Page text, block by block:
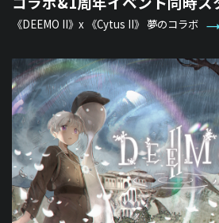
《DEEMO II》x 《Cytus II》 夢のコラボ